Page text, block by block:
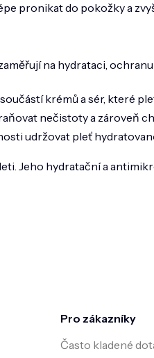
pronikat do pokožky a
na hydrataci,
krémů a sér, které
nečistoty a zároveň
udržovat pleť
Jeho hydratační a
Pro zákazníky
Často kladené